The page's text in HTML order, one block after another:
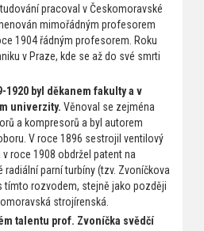
pracoval v Českomoravské
mimořádným profesorem
1904 řádným profesorem. Roku
v Praze, kde se až do své smrti
1920 byl děkanem fakulty a v
univerzity. Věnoval se zejména
a kompresorů a byl autorem
V roce 1896 sestrojil ventilový
roce 1908 obdržel patent na
parní turbíny (tzv. Zvoníčkova
tímto rozvodem, stejně jako později
strojírenská.
talentu prof. Zvoníčka svědčí